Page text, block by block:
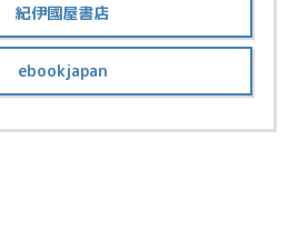
紀伊國屋書店
ebookjapan